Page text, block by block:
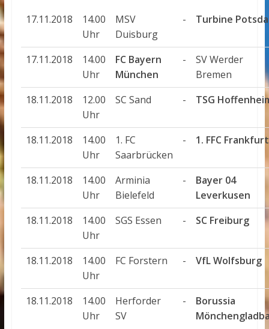
17.11.2018
14.00
Uhr
MSV
Duisburg
- Turbine
17.11.2018
14.00
Uhr
FC Bayern
München
-
SV Werder
Bremen
18.11.2018
12.00
Uhr
SC Sand - TSG
18.11.2018
14.00
Uhr
1. FC
Saarbrücken
- 1. FFC Frankfurt
18.11.2018
14.00
Uhr
Arminia
Bielefeld
-
Bayer 04
Leverkusen
18.11.2018
14.00
Uhr
SGS Essen - SC Freiburg
18.11.2018
14.00
Uhr
FC Forstern - VfL Wolfsburg
18.11.2018
14.00
Uhr
Herforder
SV
-
Borussia